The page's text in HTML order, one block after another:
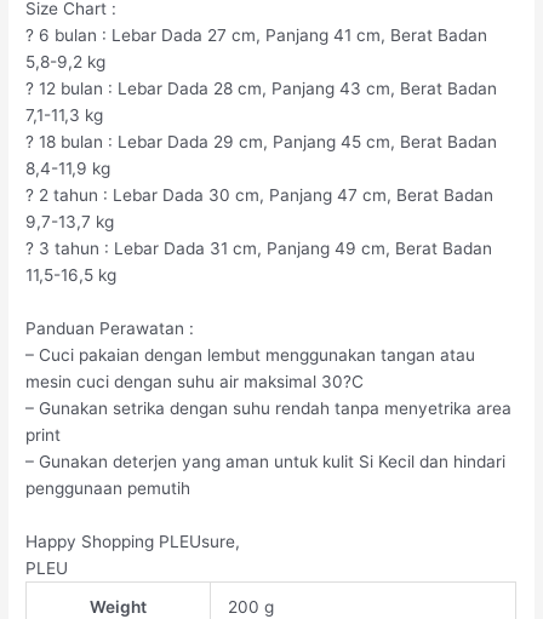
Size Chart :
? 6 bulan : Lebar Dada 27 cm, Panjang 41 cm, Berat Badan
5,8-9,2 kg
? 12 bulan : Lebar Dada 28 cm, Panjang 43 cm, Berat Badan
7,1-11,3 kg
? 18 bulan : Lebar Dada 29 cm, Panjang 45 cm, Berat Badan
8,4-11,9 kg
? 2 tahun : Lebar Dada 30 cm, Panjang 47 cm, Berat Badan
9,7-13,7 kg
? 3 tahun : Lebar Dada 31 cm, Panjang 49 cm, Berat Badan
11,5-16,5 kg
Panduan Perawatan :
– Cuci pakaian dengan lembut menggunakan tangan atau
mesin cuci dengan suhu air maksimal 30?C
– Gunakan setrika dengan suhu rendah tanpa menyetrika area
print
– Gunakan deterjen yang aman untuk kulit Si Kecil dan hindari
penggunaan pemutih
Happy Shopping PLEUsure,
PLEU
Weight
200 g